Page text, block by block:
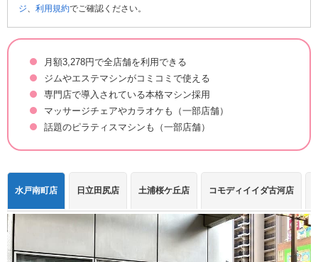
ジ、 利用規約でご確認ください。
月額3,278円で全店舗を利用できる
ジムやエステマシンがコミコミで使える
専門店で導入されている本格マシン採用
マッサージチェアやカラオケも（一部店舗）
話題のピラティスマシンも（一部店舗）
水戸南町店 日立田尻店 土浦桜ケ丘店 コモディイイダ古河店